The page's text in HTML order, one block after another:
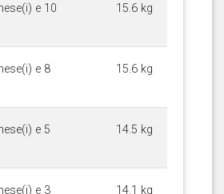
e 10
15.6 kg
e 8
15.6 kg
e 5
14.5 kg
e 3
14.1 kg